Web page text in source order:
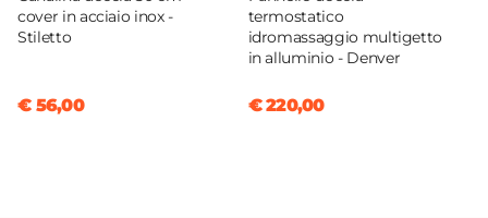
cover in acciaio inox -
Stiletto
€ 56,00
termostatico
idromassaggio multigetto
in alluminio - Denver
€ 220,00